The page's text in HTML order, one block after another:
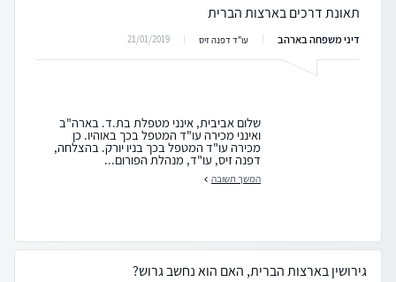
תאונת דרכים בארצות הברית
דיני משפחה בארהב עו"ד דפנה זיס 21/01/2019
שלום אביבית, אינני מטפלת בת.ד. בארה"ב
ואינני מכירה עו"ד המטפל בכך באוהיו. כן
מכירה עו"ד המטפל בכך בניו יורק. בהצלחה,
דפנה זיס, עו"ד, מנהלת הפורום...
המשך תשובה
גירושין בארצות הברית, האם הוא נחשב גרוש?